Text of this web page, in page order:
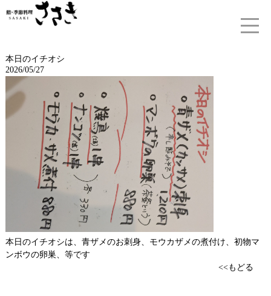
本日のイチオシ
2026/05/27
本日のイチオシは、青ザメのお刺身、モウカザメの煮付け、初物マ
ンボウの卵巣、等です
<<もどる